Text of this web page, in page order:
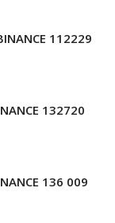
112229
132720
136 009